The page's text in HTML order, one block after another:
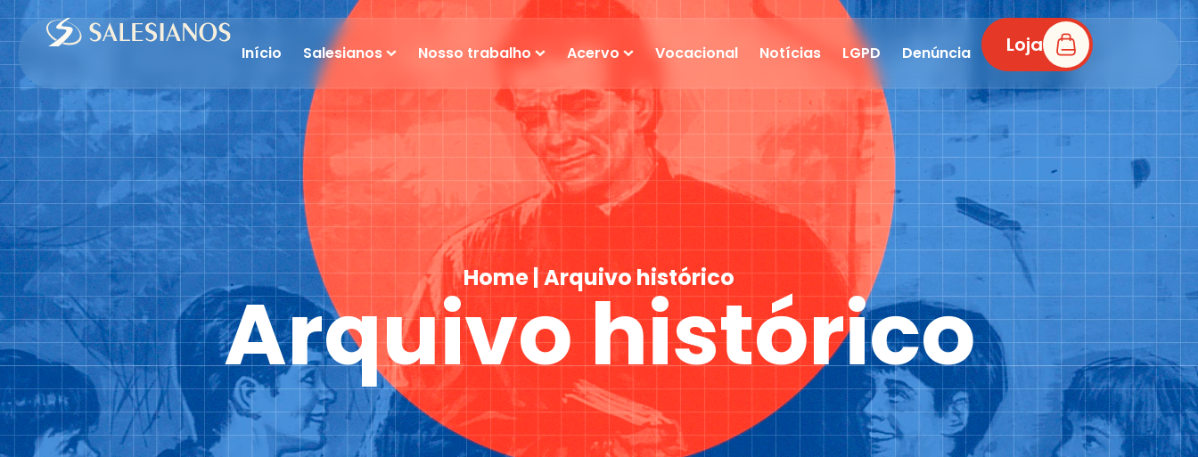
Início Salesianos Nosso trabalho Acervo Vocacional Notícias LGPD Denúncia Loja
Home|Arquivo histórico
Arquivo histórico